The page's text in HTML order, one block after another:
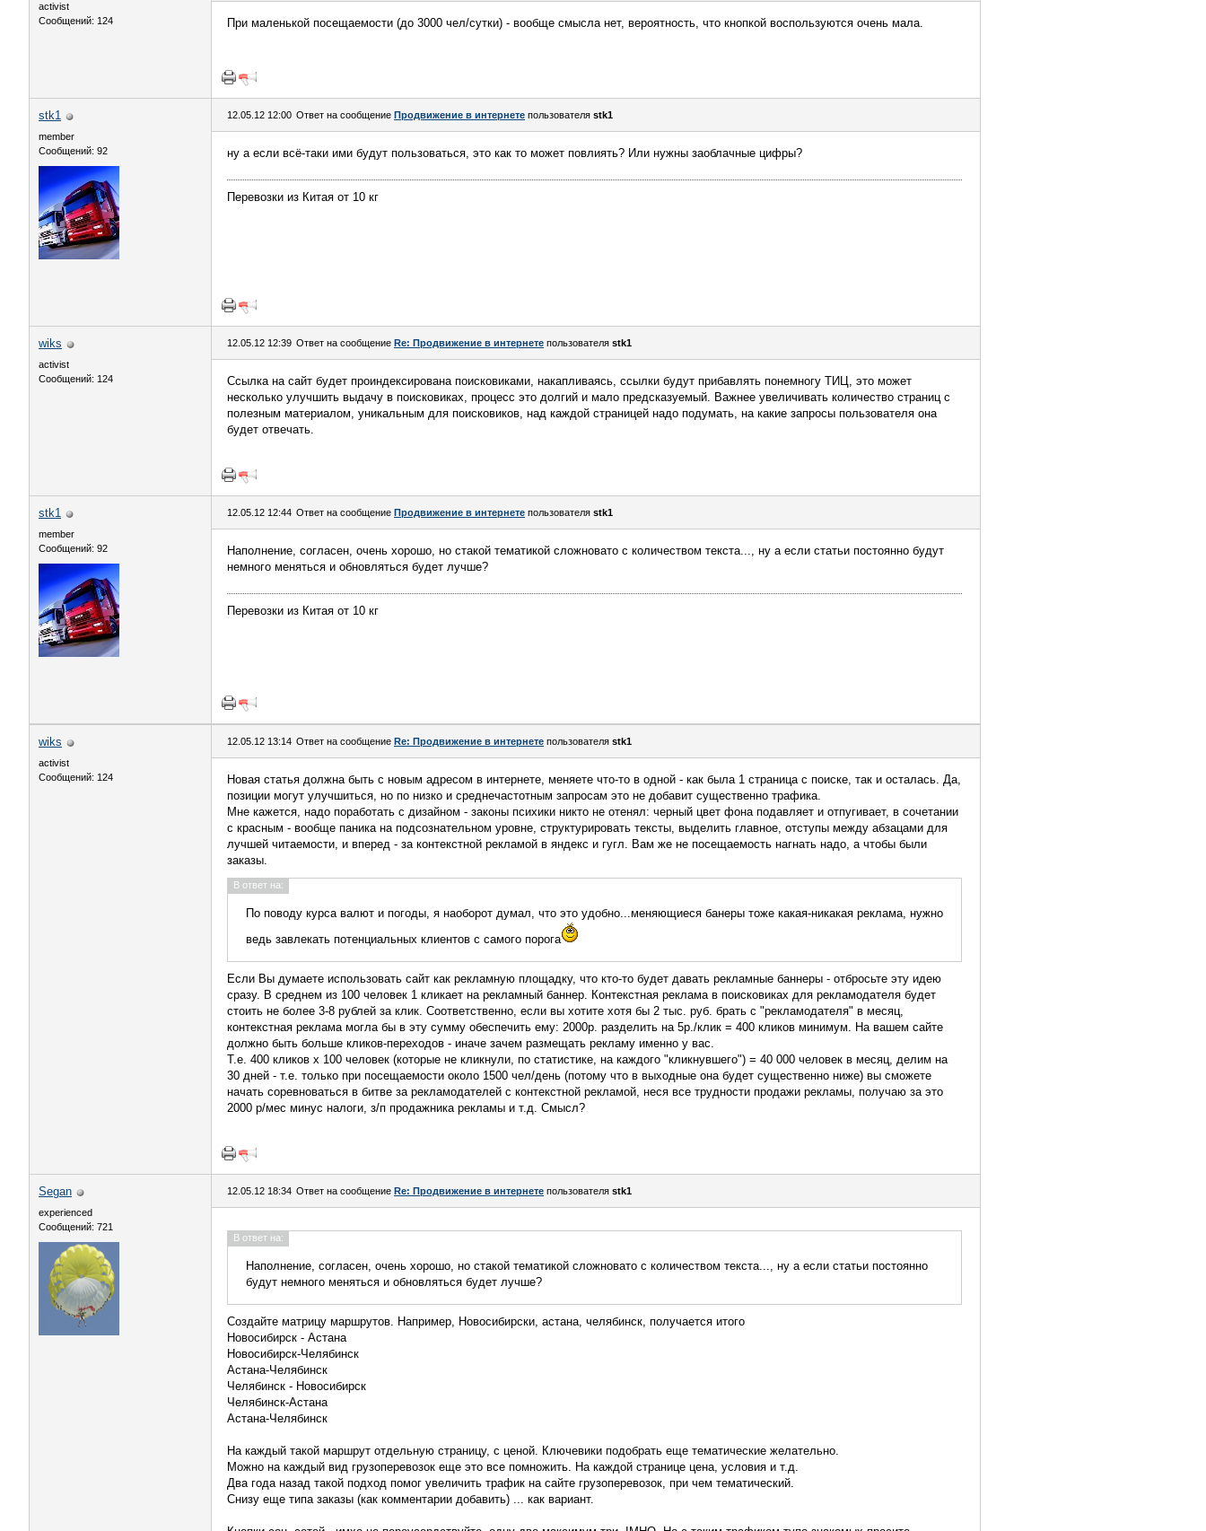
activist
Сообщений: 124
При маленькой посещаемости (до 3000 чел/сутки) - вообще смысла нет, вероятность, что кнопкой воспользуются очень мала.
stk1
member
Сообщений: 92
12.05.12 12:00 Ответ на сообщение Продвижение в интернете пользователя stk1
ну а если всё-таки ими будут пользоваться, это как то может повлиять? Или нужны заоблачные цифры?
Перевозки из Китая от 10 кг
wiks
activist
Сообщений: 124
12.05.12 12:39 Ответ на сообщение Re: Продвижение в интернете пользователя stk1
Ссылка на сайт будет проиндексирована поисковиками, накапливаясь, ссылки будут прибавлять понемногу ТИЦ, это может
несколько улучшить выдачу в поисковиках, процесс это долгий и мало предсказуемый. Важнее увеличивать количество страниц с
полезным материалом, уникальным для поисковиков, над каждой страницей надо подумать, на какие запросы пользователя она
будет отвечать.
stk1
member
Сообщений: 92
12.05.12 12:44 Ответ на сообщение Продвижение в интернете пользователя stk1
Наполнение, согласен, очень хорошо, но стакой тематикой сложновато с количеством текста..., ну а если статьи постоянно будут
немного меняться и обновляться будет лучше?
Перевозки из Китая от 10 кг
wiks
activist
Сообщений: 124
12.05.12 13:14 Ответ на сообщение Re: Продвижение в интернете пользователя stk1
Новая статья должна быть с новым адресом в интернете, меняете что-то в одной - как была 1 страница с поиске, так и осталась. Да,
позиции могут улучшиться, но по низко и среднечастотным запросам это не добавит существенно трафика.
Мне кажется, надо поработать с дизайном - законы психики никто не отенял: черный цвет фона подавляет и отпугивает, в сочетании
с красным - вообще паника на подсознательном уровне, структурировать тексты, выделить главное, отступы между абзацами для
лучшей читаемости, и вперед - за контекстной рекламой в яндекс и гугл. Вам же не посещаемость нагнать надо, а чтобы были
заказы.
В ответ на:
По поводу курса валют и погоды, я наоборот думал, что это удобно...меняющиеся банеры тоже какая-никакая реклама, нужно
ведь завлекать потенциальных клиентов с самого порога
Если Вы думаете использовать сайт как рекламную площадку, что кто-то будет давать рекламные баннеры - отбросьте эту идею
сразу. В среднем из 100 человек 1 кликает на рекламный баннер. Контекстная реклама в поисковиках для рекламодателя будет
стоить не более 3-8 рублей за клик. Соответственно, если вы хотите хотя бы 2 тыс. руб. брать с "рекламодателя" в месяц,
контекстная реклама могла бы в эту сумму обеспечить ему: 2000р. разделить на 5р./клик = 400 кликов минимум. На вашем сайте
должно быть больше кликов-переходов - иначе зачем размещать рекламу именно у вас.
Т.е. 400 кликов х 100 человек (которые не кликнули, по статистике, на каждого "кликнувшего") = 40 000 человек в месяц, делим на
30 дней - т.е. только при посещаемости около 1500 чел/день (потому что в выходные она будет существенно ниже) вы сможете
начать соревноваться в битве за рекламодателей с контекстной рекламой, неся все трудности продажи рекламы, получаю за это
2000 р/мес минус налоги, з/п продажника рекламы и т.д. Смысл?
Segan
experienced
Сообщений: 721
12.05.12 18:34 Ответ на сообщение Re: Продвижение в интернете пользователя stk1
В ответ на:
Наполнение, согласен, очень хорошо, но стакой тематикой сложновато с количеством текста..., ну а если статьи постоянно
будут немного меняться и обновляться будет лучше?
Создайте матрицу маршрутов. Например, Новосибирски, астана, челябинск, получается итого
Новосибирск - Астана
Новосибирск-Челябинск
Астана-Челябинск
Челябинск - Новосибирск
Челябинск-Астана
Астана-Челябинск
На каждый такой маршрут отдельную страницу, с ценой. Ключевики подобрать еще тематические желательно.
Можно на каждый вид грузоперевозок еще это все помножить. На каждой странице цена, условия и т.д.
Два года назад такой подход помог увеличить трафик на сайте грузоперевозок, при чем тематический.
Снизу еще типа заказы (как комментарии добавить) ... как вариант.